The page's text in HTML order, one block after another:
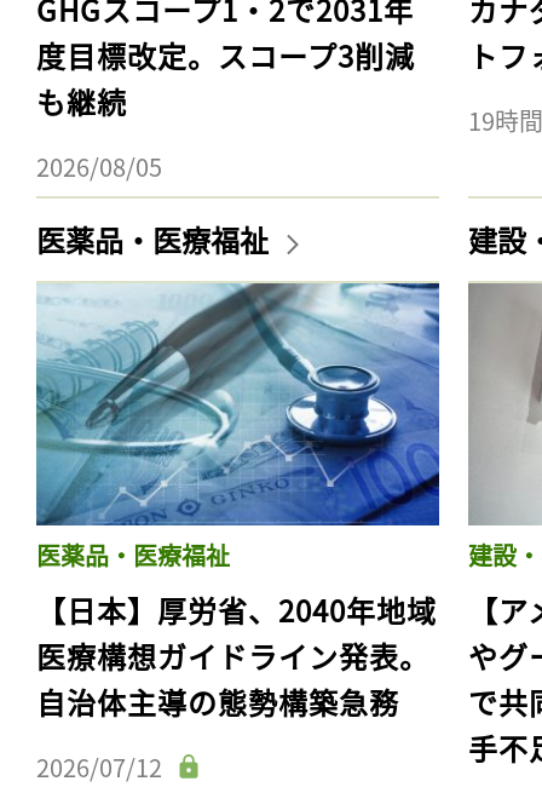
GHGスコープ1・2で2031年
度目標改定。スコープ3削減
も継続
2026/08/05
カナ
ト
19時
医薬品・医療福祉
医薬品・医療福祉
【日本】厚労省、2040年地域
医療構想ガイドライン発表。
自治体主導の態勢構築急務
2026/07/12
建設
建設
【
やグ
で共
手不